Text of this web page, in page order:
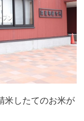
米したてのお米が